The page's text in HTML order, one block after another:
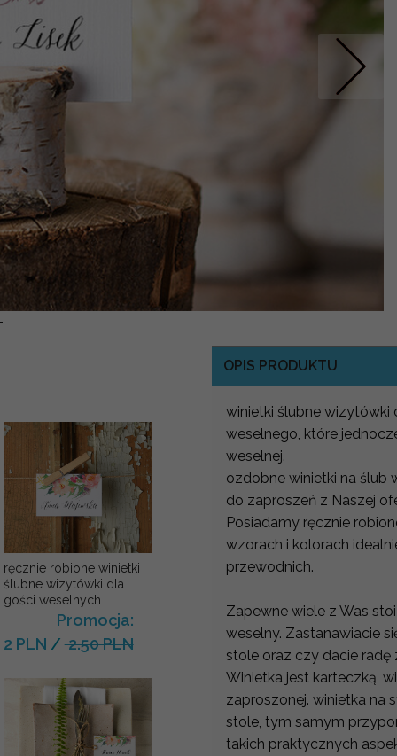
Nastepne
ręcznie robione winietki
ślubne wizytówki dla
gości weselnych
Promocja:
2 PLN /2.50 PLN
OPIS PRODUKTU
winietki ślubne wizytówki
weselnego, które
weselnej.
ozdobne winietki na ślub
do zaproszeń z Naszej
Posiadamy ręcznie
wzorach i kolorach
przewodnich.
Zapewne wiele z Was
weselny. Zastanawiacie
stole oraz czy dacie radę
Winietka jest karteczką,
zaproszonej. winietka na
stole, tym samym
takich praktycznych